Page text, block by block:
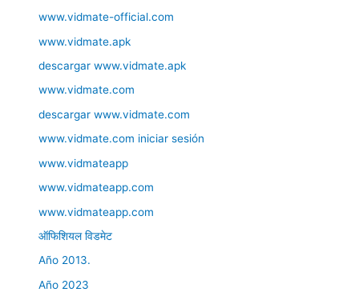
www.vidmate-official.com
www.vidmate.apk
descargar www.vidmate.apk
www.vidmate.com
descargar www.vidmate.com
www.vidmate.com iniciar sesión
www.vidmateapp
www.vidmateapp.com
www.vidmateapp.com
ऑफिशियल विडमेट
Año 2013.
Año 2023